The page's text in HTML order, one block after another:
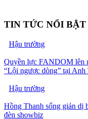
TIN TỨC NỔI BẬT
Hậu trường
Quyền lực FANDOM lên
“Lội ngược dòng” tại
Hậu trường
Hồng Thanh sống giản dị
đèn showbiz